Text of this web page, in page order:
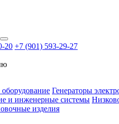
20 +7 (901) 593-29-27
Генераторы
и инженерные системы
изделия